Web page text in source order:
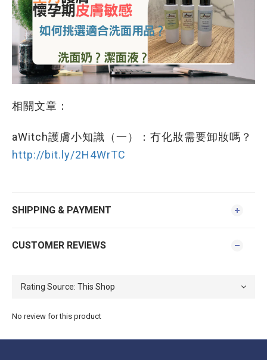
相關文章：
aWitch護膚小知識（一）：冇化妝需要卸妝嗎？
http://bit.ly/2H4WrTC
SHIPPING & PAYMENT
CUSTOMER REVIEWS
No review for this product